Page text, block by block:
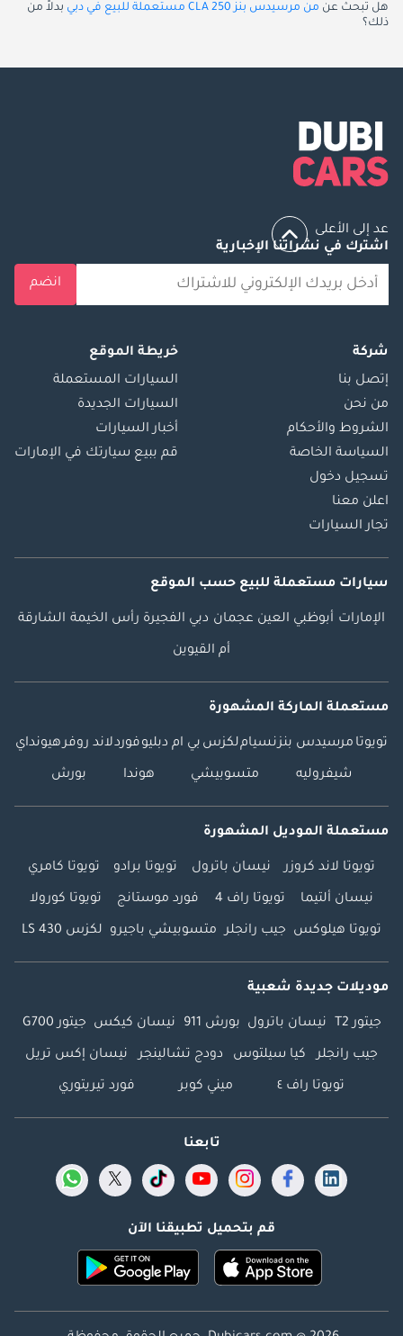
هل تبحث عن من مرسيدس بنز CLA 250 مستعملة للبيع في دبي
بدلاً من
ذلك؟
عد إلى الأعلى
اشترك في نشراتنا الإخبارية
انضم
شركة
إتصل بنا
من نحن
الشروط والأحكام
السياسة الخاصة
تسجيل دخول
اعلن معنا
تجار السيارات
خريطة الموقع
السيارات المستعملة
السيارات الجديدة
أخبار السيارات
قم ببيع سيارتك في الإمارات
سيارات مستعملة للبيع حسب الموقع
الإمارات أبوظبي العين عجمان دبي الفجيرة رأس الخيمة الشارقة
أم القيوين
مستعملة الماركة المشهورة
تويوتا مرسيدس بنزنسياملكزس بي ام دبليوفوردلاند روفرهيونداي
شيفروليه متسوبيشي هوندا بورش
مستعملة الموديل المشهورة
تويوتا لاند كروزر نيسان باترول تويوتا برادو تويوتا كامري
نيسان ألتيما تويوتا راف 4 فورد موستانج تويوتا كورولا
تويوتا هيلوكس جيب رانجلر متسوبيشي باجيرو لكزس LS 430
موديلات جديدة شعبية
جيتور T2 نيسان باترول بورش 911 نيسان كيكس جيتور G700
جيب رانجلر كيا سيلتوس دودج تشالينجر نيسان إكس تريل
تويوتا راف ٤ ميني كوبر فورد تيريتوري
تابعنا
قم بتحميل تطبيقنا الآن